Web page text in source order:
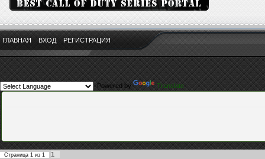
ГЛАВНАЯ ВХОД РЕГИСТРАЦИЯ
Powered by Translate
Страница 1 из 1 1